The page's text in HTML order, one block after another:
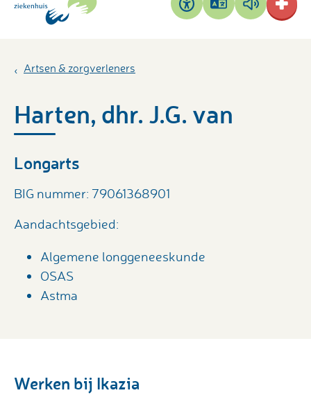
Toegankelijkheid
Pagina
vertalen
Pagina
voorlezen
Artsen & zorgverleners
Harten, dhr. J.G. van
Longarts
BIG nummer: 79061368901
Aandachtsgebied:
Algemene longgeneeskunde
OSAS
Astma
Werken bij Ikazia